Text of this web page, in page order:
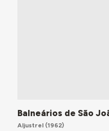
Balneários de São
Aljustrel(1962)